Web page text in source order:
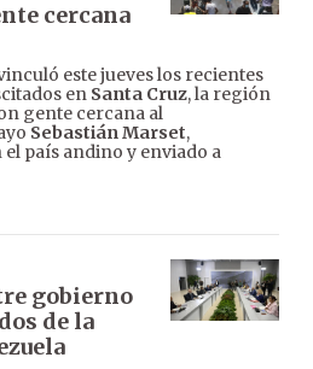
cercana
este jueves los recientes
en Santa Cruz, la región
gente cercana al
Sebastián Marset,
país andino y enviado a
gobierno
de la